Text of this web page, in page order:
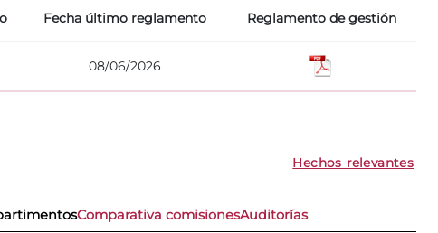
Fecha último reglamento Reglamento de gestión
08/06/2026
Hechos relevantes
Comparativa comisionesAuditorías